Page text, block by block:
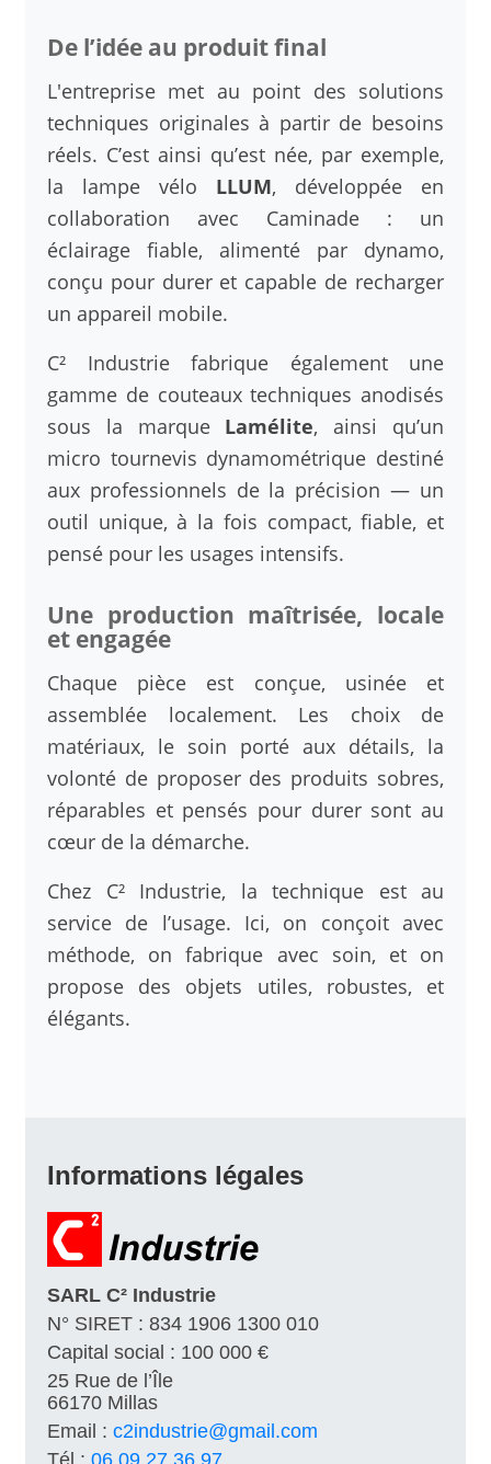
De l’idée au produit final
L'entreprise met au point des solutions
techniques originales à partir de besoins
réels. C’est ainsi qu’est née, par exemple,
la lampe vélo LLUM, développée en
collaboration avec Caminade : un
éclairage fiable, alimenté par dynamo,
conçu pour durer et capable de recharger
un appareil mobile.
C² Industrie fabrique également une
gamme de couteaux techniques anodisés
sous la marque Lamélite, ainsi qu’un
micro tournevis dynamométrique destiné
aux professionnels de la précision — un
outil unique, à la fois compact, fiable, et
pensé pour les usages intensifs.
Une production maîtrisée, locale
et engagée
Chaque pièce est conçue, usinée et
assemblée localement. Les choix de
matériaux, le soin porté aux détails, la
volonté de proposer des produits sobres,
réparables et pensés pour durer sont au
cœur de la démarche.
Chez C² Industrie, la technique est au
service de l’usage. Ici, on conçoit avec
méthode, on fabrique avec soin, et on
propose des objets utiles, robustes, et
élégants.
Informations légales
SARL C² Industrie
N° SIRET : 834 1906 1300 010
Capital social : 100 000 €
25 Rue de l’Île
66170 Millas
Email : c2industrie@gmail.com
Tél : 06 09 27 36 97